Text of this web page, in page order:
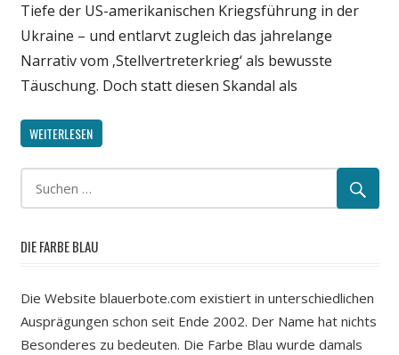
Tiefe der US-amerikanischen Kriegsführung in der
Ukraine – und entlarvt zugleich das jahrelange
Narrativ vom ‚Stellvertreterkrieg‘ als bewusste
Täuschung. Doch statt diesen Skandal als
WEITERLESEN
DIE FARBE BLAU
Die Website blauerbote.com existiert in unterschiedlichen
Ausprägungen schon seit Ende 2002. Der Name hat nichts
Besonderes zu bedeuten. Die Farbe Blau wurde damals